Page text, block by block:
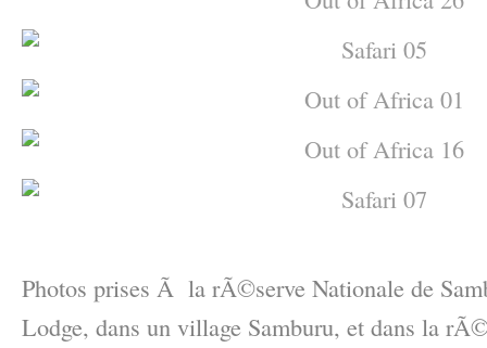
Photos prises Ã la rÃ©serve Nationale de
Lodge, dans un village Samburu, et dans la